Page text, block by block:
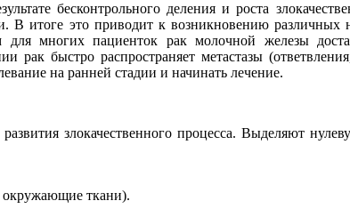
бесконтрольного деления и роста
В итоге это приводит к возникновению
многих пациенток рак молочной железы
рак быстро распространяет метастазы
на ранней стадии и начинать лечение.
злокачественного процесса. Выделяют
окружающие ткани).